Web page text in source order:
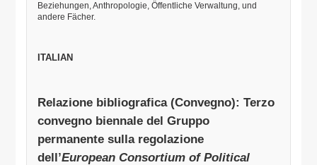
Beziehungen, Anthropologie, Öffentliche Verwaltung, und
andere Fächer.
ITALIAN
Relazione bibliografica (Convegno): Terzo
convegno biennale del Gruppo
permanente sulla regolazione
dell’European Consortium of Political